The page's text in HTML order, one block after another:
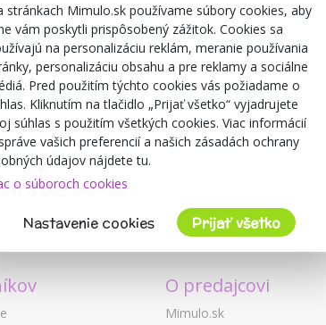
PRODUKTY
A KVALITA
O predajcovi
Mimulo.sk
stránkach Mimulo.sk používame súbory cookies, aby
vám poskytli prispôsobený zážitok. Cookies sa
na personalizáciu reklám, meranie používania
personalizáciu obsahu a pre reklamy a sociálne
Pred použitím týchto cookies vás požiadame o
Kliknutím na tlačidlo „Prijať všetko“ vyjadrujete
súhlas s použitím všetkých cookies. Viac informácií
vašich preferencií a našich zásadách ochrany
údajov nájdete tu.
o súboroch cookies
Nastavenie cookies Prijať všetko